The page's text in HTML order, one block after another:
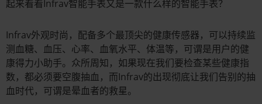
起来看看Infrav智能手表又是一款什么样的智能手表？
Infrav外观时尚，配备多个最顶尖的健康传感器，可以持续监
测血糖、血压、心率、血氧水平、体温等，可谓是用户的健
康得力小助手。众所周知，如果现在我们要检查某些健康指
数，都必须要空腹抽血，而Infrav的出现彻底让我们告别的抽
血时代，可谓是晕血者的救星。